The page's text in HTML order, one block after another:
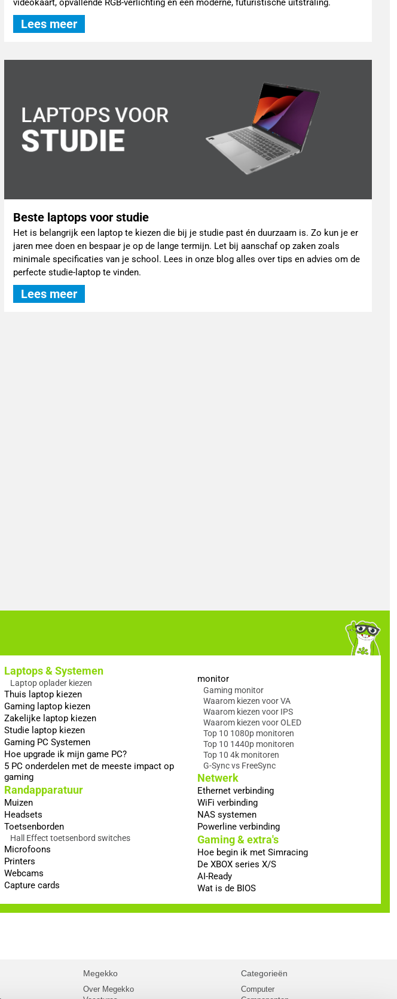
videokaart, opvallende RGB-verlichting en een moderne, futuristische uitstraling.
Lees meer
Beste laptops voor studie
Het is belangrijk een laptop te kiezen die bij je studie past én duurzaam is. Zo kun je er
jaren mee doen en bespaar je op de lange termijn. Let bij aanschaf op zaken zoals
minimale specificaties van je school. Lees in onze blog alles over tips en advies om de
perfecte studie-laptop te vinden.
Lees meer
Laptops & Systemen
Laptop oplader kiezen
Thuis laptop kiezen
Gaming laptop kiezen
Zakelijke laptop kiezen
Studie laptop kiezen
Gaming PC Systemen
Hoe upgrade ik mijn game PC?
5 PC onderdelen met de meeste impact op
gaming
Randapparatuur
Muizen
Headsets
Toetsenborden
Hall Effect toetsenbord switches
Microfoons
Printers
Webcams
Capture cards
monitor
Gaming monitor
Waarom kiezen voor VA
Waarom kiezen voor IPS
Waarom kiezen voor OLED
Top 10 1080p monitoren
Top 10 1440p monitoren
Top 10 4k monitoren
G-Sync vs FreeSync
Netwerk
Ethernet verbinding
WiFi verbinding
NAS systemen
Powerline verbinding
Gaming & extra's
Hoe begin ik met Simracing
De XBOX series X/S
AI-Ready
Wat is de BIOS
Megekko
Over Megekko
Categorieën
Computer